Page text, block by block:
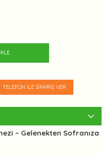
TELEFON İLE SIPARIŞ VER
– Gelenekten Sofranıza